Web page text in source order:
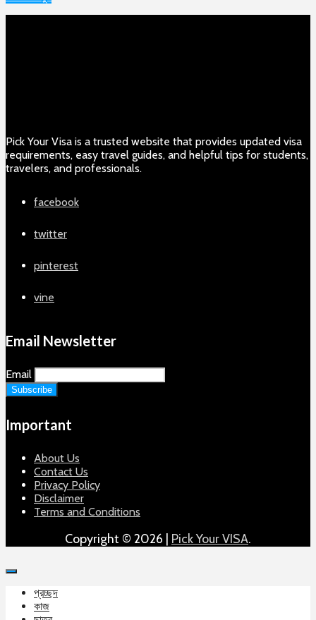
Pick Your Visa is a trusted website that provides updated visa
requirements, easy travel guides, and helpful tips for students,
travelers, and professionals.
facebook
twitter
pinterest
vine
Email Newsletter
Email
Important
About Us
Contact Us
Privacy Policy
Disclaimer
Terms and Conditions
Copyright © 2026 | Pick Your VISA.
প্রচ্ছদ
কাজ